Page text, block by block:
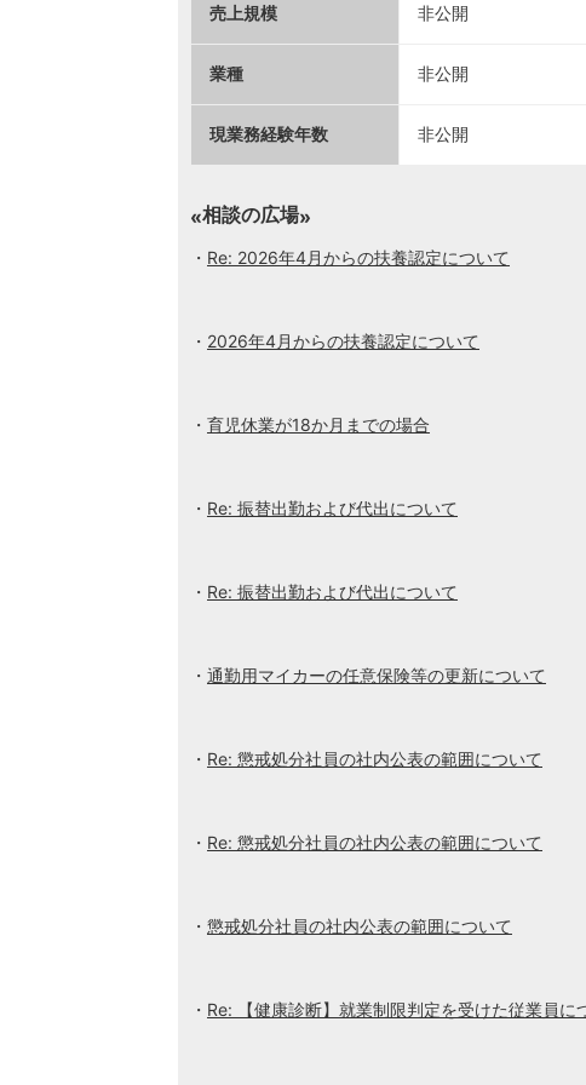
売上規模 非公開
業種 非公開
現業務経験年数 非公開
相談の広場
Re: 2026年4月からの扶養認定について
2026年4月からの扶養認定について
育児休業が18か月までの場合
Re: 振替出勤および代出について
Re: 振替出勤および代出について
通勤用マイカーの任意保険等の更新について
Re: 懲戒処分社員の社内公表の範囲について
Re: 懲戒処分社員の社内公表の範囲について
懲戒処分社員の社内公表の範囲について
Re: 【健康診断】就業制限判定を受けた従業員に